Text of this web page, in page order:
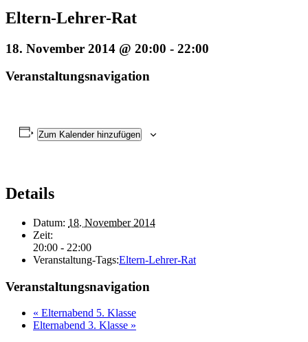
Eltern-Lehrer-Rat
18. November 2014 @ 20:00 - 22:00
Veranstaltungsnavigation
Zum Kalender hinzufügen
Details
Datum: 18. November 2014
Zeit:
20:00 - 22:00
Veranstaltung-Tags:Eltern-Lehrer-Rat
Veranstaltungsnavigation
« Elternabend 5. Klasse
Elternabend 3. Klasse »